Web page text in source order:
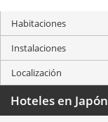
Habitaciones
Instalaciones
Localización
Hoteles en Japón